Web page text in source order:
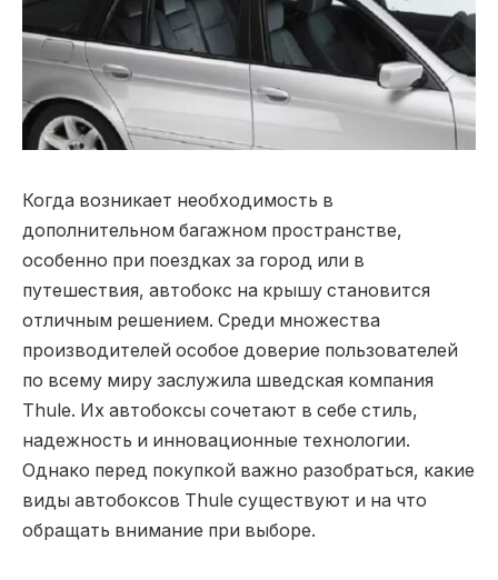
Когда возникает необходимость в
дополнительном багажном пространстве,
особенно при поездках за город или в
путешествия, автобокс на крышу становится
отличным решением. Среди множества
производителей особое доверие пользователей
по всему миру заслужила шведская компания
Thule. Их автобоксы сочетают в себе стиль,
надежность и инновационные технологии.
Однако перед покупкой важно разобраться, какие
виды автобоксов Thule существуют и на что
обращать внимание при выборе.